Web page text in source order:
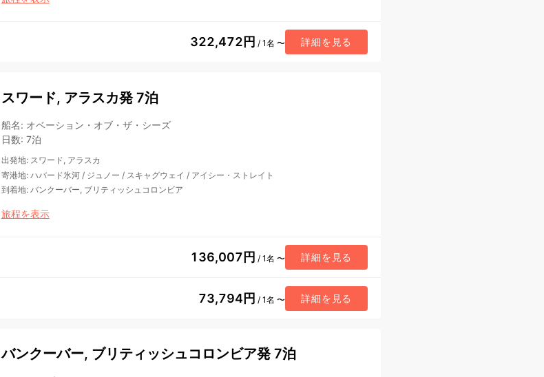
322,472円 / 1名 〜 詳細を見る
スワード, アラスカ発 7泊
船名: オベーション・オブ・ザ・シーズ
日数: 7泊
出発地: スワード, アラスカ
寄港地: ハバード氷河/ ジュノー / スキャグウェイ / アイシー・ストレイト
到着地: バンクーバー, ブリティッシュコロンビア
旅程を表示
136,007円 / 1名 〜 詳細を見る
73,794円 / 1名 〜 詳細を見る
バンクーバー, ブリティッシュコロンビア発 7泊